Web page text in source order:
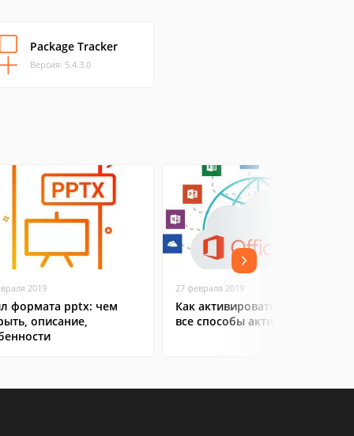
Package Tracker
Версия: 5.4.3.0
2019
формата pptx: чем
описание,
27 февраля 2019
Как активировать Office 365:
все способы активации